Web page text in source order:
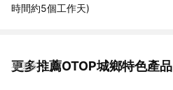
時間約5個工作天)
更多推薦OTOP城鄉特色產品
看更多